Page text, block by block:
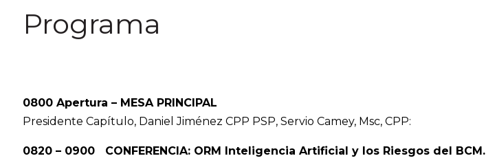
Programa
0800 Apertura – MESA PRINCIPAL
Presidente Capítulo, Daniel Jiménez CPP PSP, Servio Camey, Msc, CPP:
0820 – 0900 CONFERENCIA: ORM Inteligencia Artificial y los Riesgos del BCM.